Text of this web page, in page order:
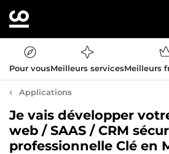
Pour vousMeilleurs servicesMeilleurs
Applications
Je vais développer
web / SAAS / CRM
professionnelle Clé en